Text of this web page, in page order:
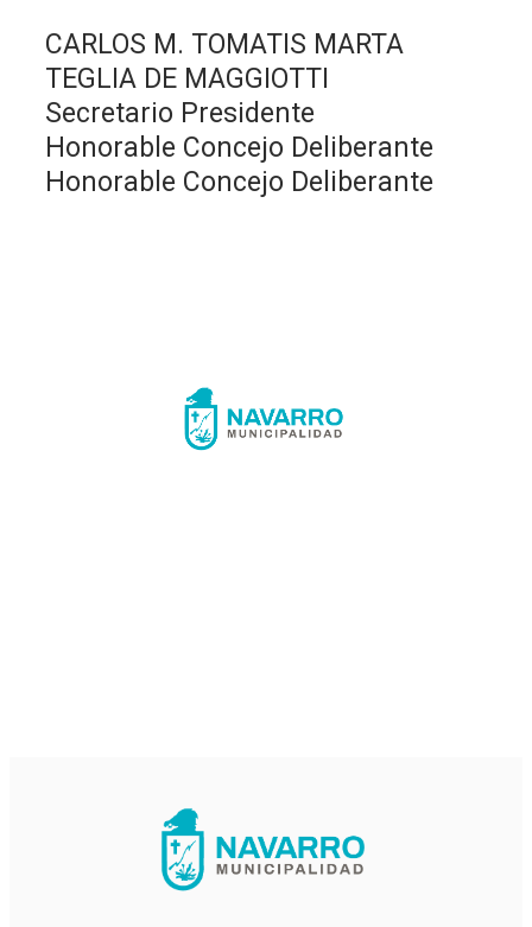
CARLOS M. TOMATIS MARTA
TEGLIA DE MAGGIOTTI
Secretario Presidente
Honorable Concejo Deliberante
Honorable Concejo Deliberante